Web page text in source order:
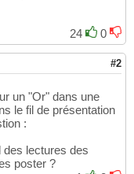
24
0
#2
un "Or" dans une
le fil de présentation
:
des lectures des
poster ?